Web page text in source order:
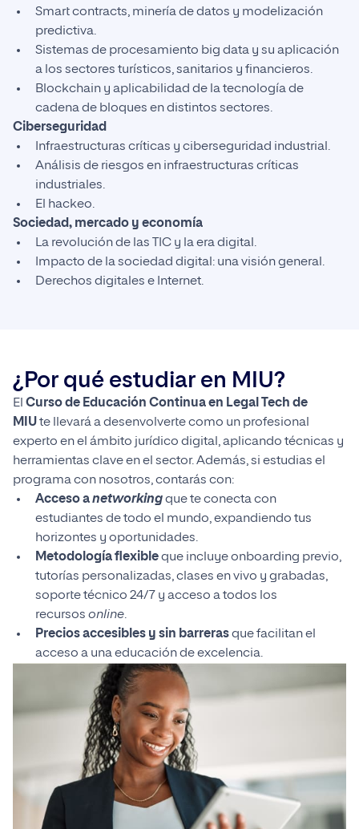
Smart contracts, minería de datos y modelización
predictiva.
Sistemas de procesamiento big data y su aplicación
a los sectores turísticos, sanitarios y financieros.
Blockchain y aplicabilidad de la tecnología de
cadena de bloques en distintos sectores.
Ciberseguridad
Infraestructuras críticas y ciberseguridad industrial.
Análisis de riesgos en infraestructuras críticas
industriales.
El hackeo.
Sociedad, mercado y economía
La revolución de las TIC y la era digital.
Impacto de la sociedad digital: una visión general.
Derechos digitales e Internet.
¿Por qué estudiar en MIU?
El Curso de Educación Continua en Legal Tech de
MIUte llevará a desenvolverte como un profesional
experto en el ámbito jurídico digital, aplicando técnicas y
herramientas clave en el sector. Además, si estudias el
programa con nosotros, contarás con:
Acceso anetworkingque te conecta con
estudiantes de todo el mundo, expandiendo tus
horizontes y oportunidades.
Metodología flexibleque incluye onboarding previo,
tutorías personalizadas, clases en vivo y grabadas,
soporte técnico 24/7 y acceso a todos los
recursos online.
Precios accesibles y sin barrerasque facilitan el
acceso a una educación de excelencia.